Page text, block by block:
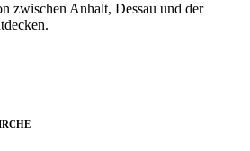
zwischen Anhalt, Dessau und der